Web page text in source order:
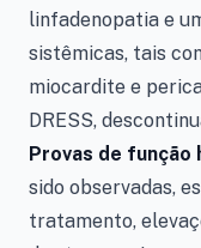
linfadenopatia e
sistêmicas, tais
miocardite e
DRESS,
Provas de função
sido observadas,
tratamento,